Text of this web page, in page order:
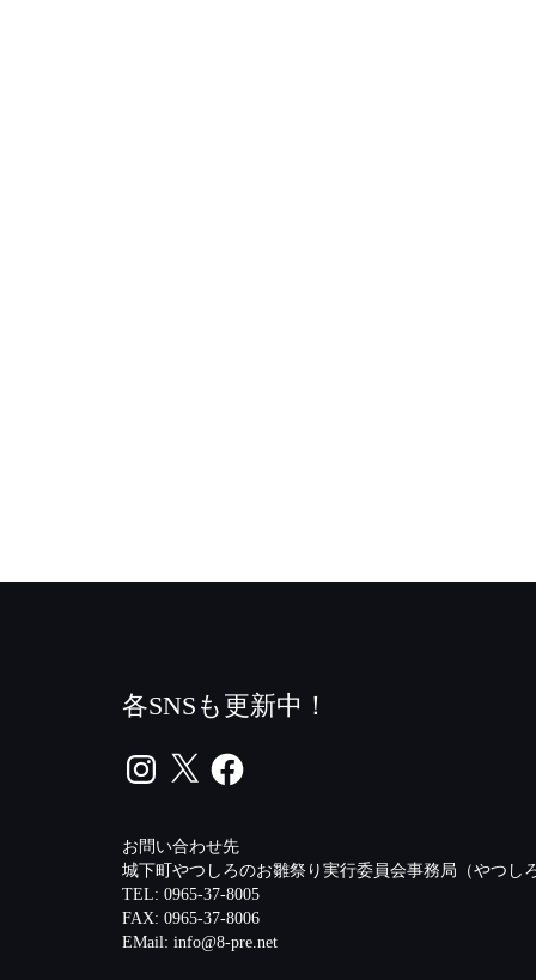
各SNSも更新中！
Instagram
X Facebook
お問い合わせ先
城下町やつしろのお雛祭り実行委員会事務局（やつし
TEL: 0965-37-8005
FAX: 0965-37-8006
EMail: info@8-pre.net